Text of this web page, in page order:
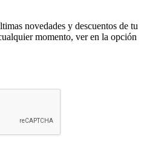
novedades y descuentos de tu
momento, ver en la opción